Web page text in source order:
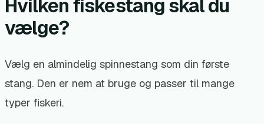
Hvilken fiskestang skal du
vælge?
Vælg en almindelig spinnestang som din første
stang. Den er nem at bruge og passer til mange
typer fiskeri.